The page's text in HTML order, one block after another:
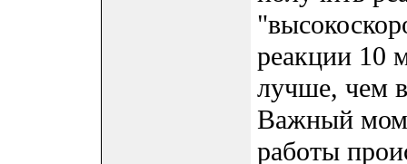
реакции 10
лучше, чем
Важный
работы